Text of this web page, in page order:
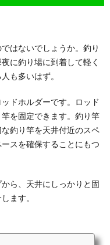
はないでしょうか。釣り
に釣り場に到着して軽く
も多いはず。
ドホルダーです。ロッド
を固定できます。釣り竿
釣り竿を天井付近のスペ
スを確保することにもつ
ら、天井にしっかりと固
ます。